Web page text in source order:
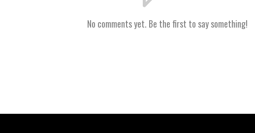
No comments yet. Be the first to say something!